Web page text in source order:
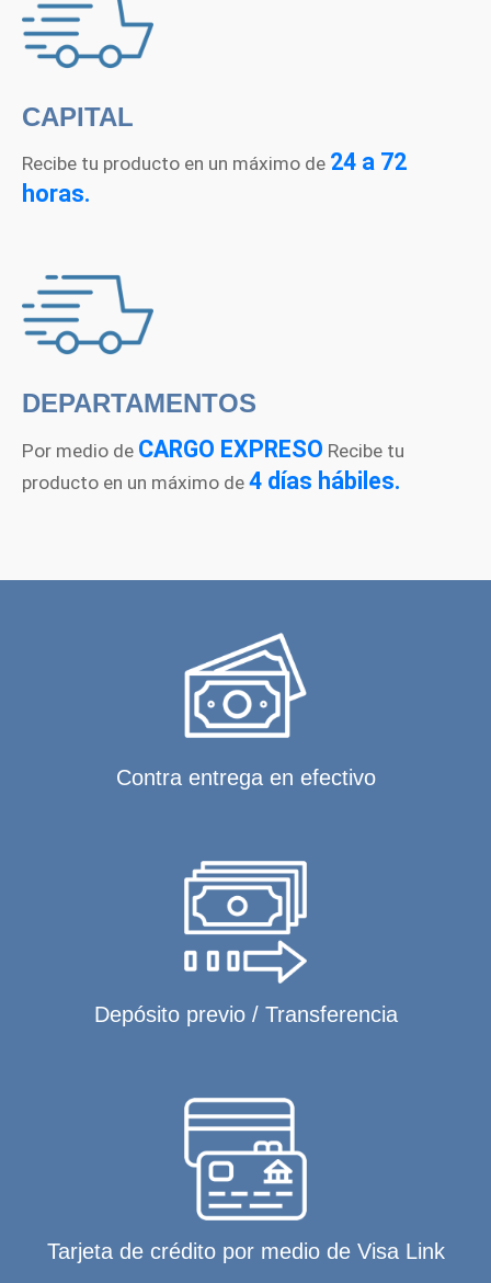
CAPITAL
Recibe tu producto en un máximo de 24 a 72
horas.
DEPARTAMENTOS
Por medio de CARGO EXPRESO Recibe tu
producto en un máximo de 4 días hábiles.
Contra entrega en efectivo
Depósito previo / Transferencia
Tarjeta de crédito por medio de Visa Link